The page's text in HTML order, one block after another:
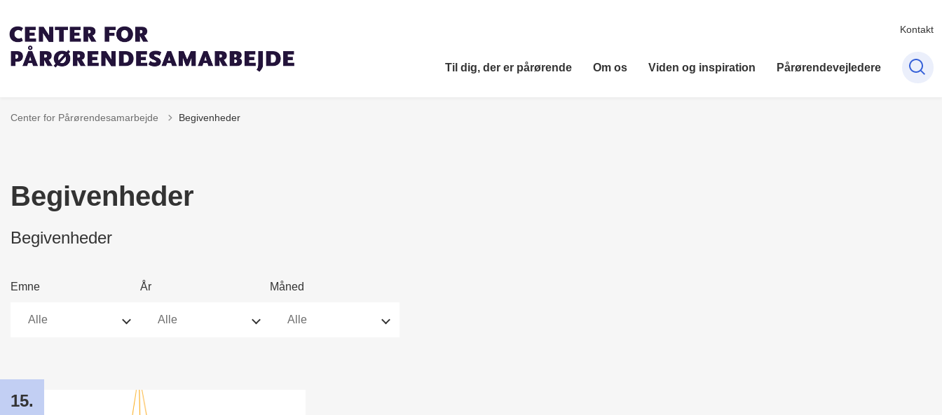
Kontakt
Til dig, der er pårørende Om os Viden og inspiration Pårørendevejledere
Center for Pårørendesamarbejde Begivenheder
Begivenheder
Begivenheder
Emne År Måned
15.